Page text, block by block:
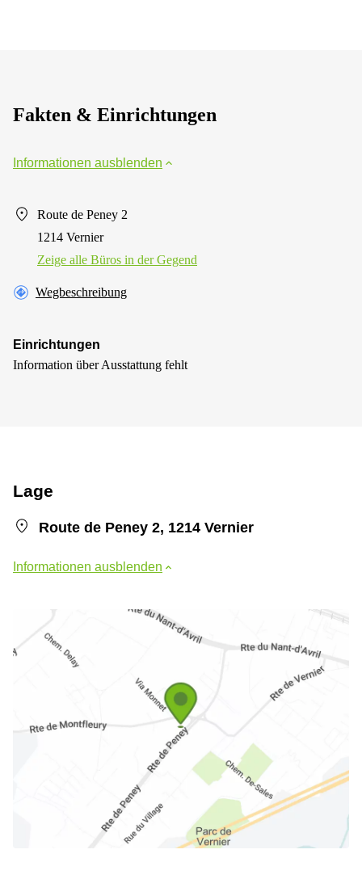
Fakten & Einrichtungen
Informationen ausblenden
Route de Peney 2
1214 Vernier
Zeige alle Büros in der Gegend
Wegbeschreibung
Einrichtungen
Information über Ausstattung fehlt
Lage
Route de Peney 2, 1214 Vernier
Informationen ausblenden